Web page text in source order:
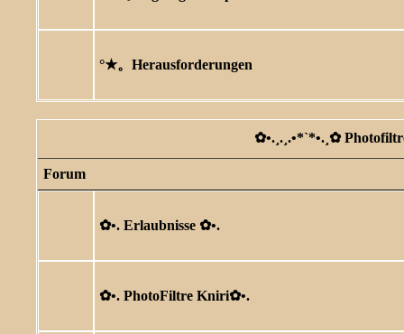
°★。Herausforderungen
✿ •.¸.¸.•*`*•.¸✿
Forum
✿ •. Erlaubnisse ✿ •.
✿ •. PhotoFiltre Kniri✿ •.